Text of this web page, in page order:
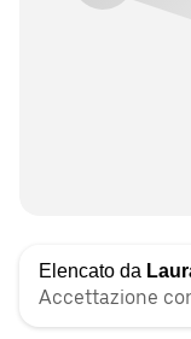
Elencato da
Accettazione